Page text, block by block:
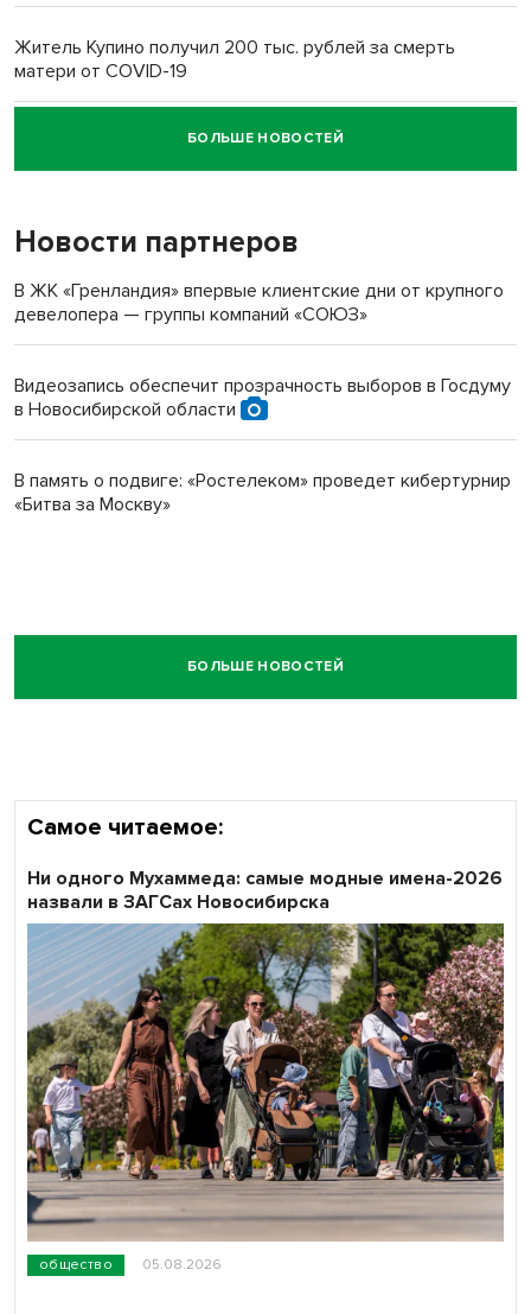
Житель Купино получил 200 тыс. рублей за смерть
матери от COVID-19
Новосибирский суд наказал водителя за смерть
пенсионерки на вокзале
БОЛЬШЕ НОВОСТЕЙ
Новости партнеров
В ЖК «Гренландия» впервые клиентские дни от крупного
девелопера — группы компаний «СОЮЗ»
Видеозапись обеспечит прозрачность выборов в Госдуму
в Новосибирской области
В память о подвиге: «Ростелеком» проведет кибертурнир
«Битва за Москву»
БОЛЬШЕ НОВОСТЕЙ
Самое читаемое:
общество 05.08.2026
Ни одного Мухаммеда: самые модные имена-2026
назвали в ЗАГСах Новосибирска